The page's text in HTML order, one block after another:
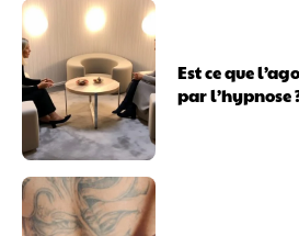
Est ce que
par l’hypnose